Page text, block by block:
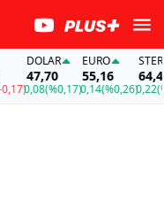
DOLAR
47,70
0,08(%0,17)
EURO
55,16
0,14(%0,26)
STERLIN
64,40
0,22